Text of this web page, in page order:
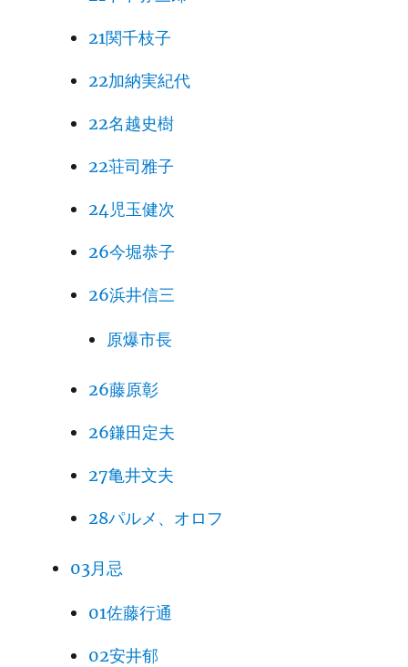
21関千枝子
22加納実紀代
22名越史樹
22荘司雅子
24児玉健次
26今堀恭子
26浜井信三
原爆市長
26藤原彰
26鎌田定夫
27亀井文夫
28パルメ、オロフ
03月忌
01佐藤行通
02安井郁